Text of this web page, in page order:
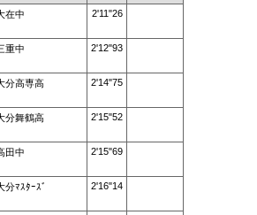
在中 2'11"26
重中 2'12"93
分高専高 2'14"75
分舞鶴高 2'15"52
田中 2'15"69
分ﾏｽﾀｰｽﾞ 2'16"14